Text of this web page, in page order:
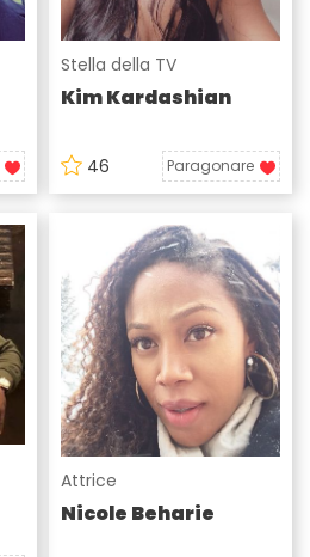
Stella della TV
Kim Kardashian
46 Paragonare
Attrice
Nicole Beharie